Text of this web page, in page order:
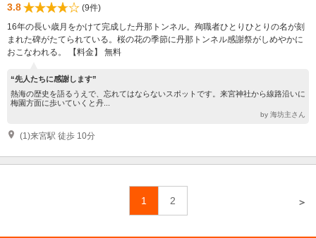
3.8
(9件)
16年の長い歳月をかけて完成した丹那トンネル。殉職者ひとりひとりの名が刻
まれた碑がたてられている。桜の花の季節に丹那トンネル感謝祭がしめやかに
おこなわれる。 【料金】 無料
“先人たちに感謝します”
熱海の歴史を語るうえで、忘れてはならないスポットです。来宮神社から線路沿いに
梅園方面に歩いていくと丹...
by 海坊主さん
(1)来宮駅 徒歩 10分
1 2 ＞